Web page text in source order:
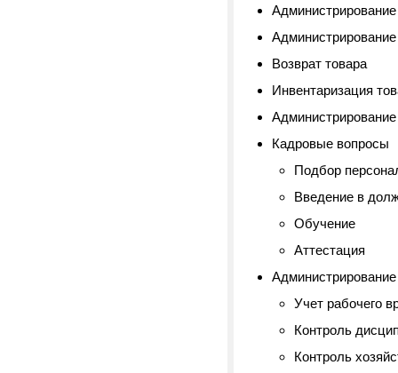
Возврат товара
Инвентаризация
Кадровые вопросы
Подбор
Введение в
Обучение
Аттестация
Учет рабочего
Контроль
Контроль